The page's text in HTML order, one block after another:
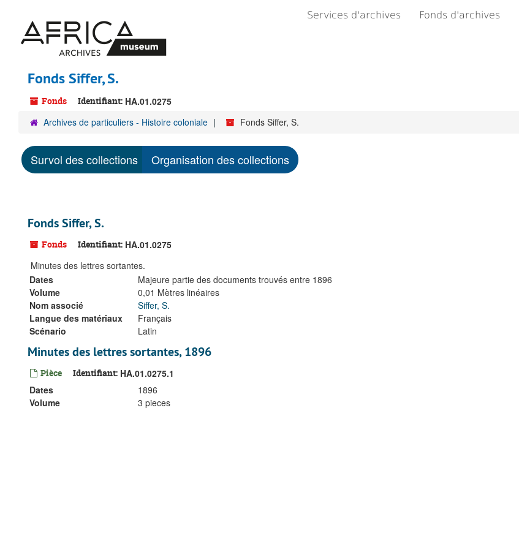
contenu
principal
Services d'archives Fonds d'archives
Fonds Siffer, S.
Fonds Identifiant: HA.01.0275
Archives de particuliers - Histoire coloniale Fonds Siffer, S.
Survol des collections Organisation des collections
Fonds Siffer, S.
Fonds Identifiant: HA.01.0275
Minutes des lettres sortantes.
Dates
Majeure partie des documents trouvés entre 1896
Volume
0,01 Mètres linéaires
Nom associé
Siffer, S.
Langue des matériaux
Français
Scénario
Latin
Minutes des lettres sortantes, 1896
Pièce Identifiant: HA.01.0275.1
Dates
1896
Volume
3 pieces